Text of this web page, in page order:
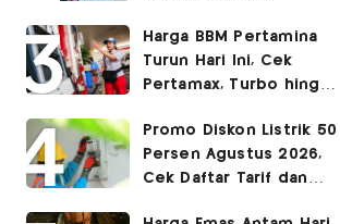
Surabaya
Harga BBM Pertamina
Turun Hari Ini, Cek
Pertamax, Turbo hingga
2026
Promo Diskon Listrik 50
Persen Agustus 2026,
Cek Daftar Tarif dan